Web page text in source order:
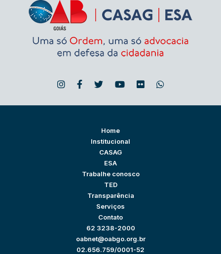
Home
Institucional
CASAG
ESA
Trabalhe conosco
TED
Transparência
Serviços
Contato
62 3238-2000
oabnet@oabgo.org.br
02.656.759/0001-52